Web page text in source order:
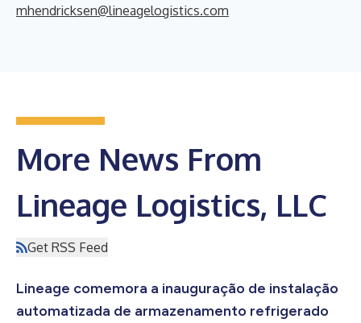
mhendricksen@lineagelogistics.com
More News From
Lineage Logistics, LLC
Get RSS Feed
Lineage comemora a inauguração de instalação
automatizada de armazenamento refrigerado